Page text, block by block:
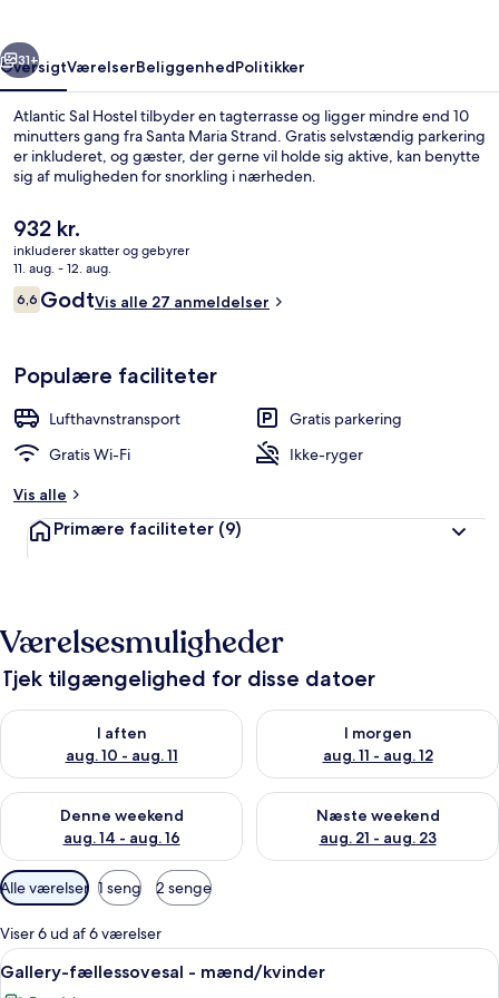
Udendørsområde
Næste
31+
OversigtVærelserBeliggenhedPolitikker
Atlantic Sal Hostel tilbyder en tagterrasse og ligger mindre end 10
minutters gang fra Santa Maria Strand. Gratis selvstændig parkering
er inkluderet, og gæster, der gerne vil holde sig aktive, kan benytte
sig af muligheden for snorkling i nærheden.
Den
nuværende
pris
er
932 kr.
932 kr.
inkluderer skatter og gebyrer
11. aug. - 12. aug.
Anmeldelser
6,66,6 ud af 10.
GodtVis alle 27 anmeldelser
Populære faciliteter
Lufthavnstransport
Gratis parkering
Gratis Wi-Fi
Ikke-ryger
Vis alle
Primære faciliteter (9)
Værelsesmuligheder
Tjek tilgængelighed for disse datoer
I aften
aug. 10 - aug. 11
Tjek tilgængelighed for i aften aug. 10 - aug. 11
I morgen
aug. 11 - aug. 12
Tjek tilgængelighed for i
Denne weekend
aug. 14 - aug. 16
Tjek tilgængelighed for denne weekend aug. 14 - aug. 16
Næste weekend
aug. 21 - aug. 23
Tjek tilgængelighed for næste
Tilgængelige
filtre
for
værelser
Alle værelser 1 seng 2 senge
Viser 6 ud af 6 værelser
Indlæs
alle
Et badeværelse med toilet, vask og
8
Gallery-fællessovesal - mænd/kvinder